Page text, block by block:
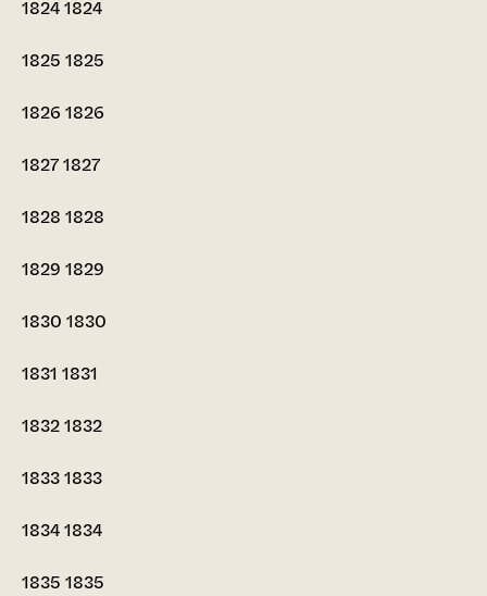
18241824
1825 1825
1826 1826
18271827
1828 1828
1829 1829
1830 1830
1831 1831
18321832
18331833
18341834
1835 1835